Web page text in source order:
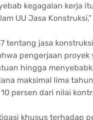
kegagalan kerja
UU Jasa
tentang jasa konstruksi
pengerjaan proyek
hingga
maksimal lima
persen dari nilai
khusus terhadap